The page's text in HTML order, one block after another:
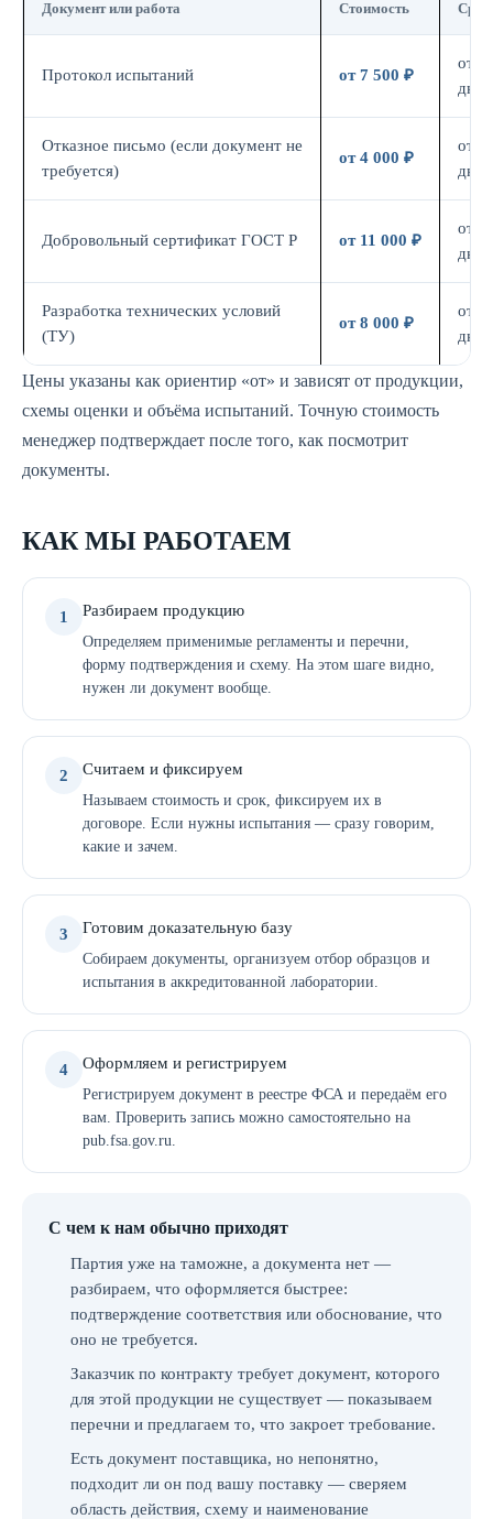
Документ или работа Стоимость Срок
Протокол испытаний от 7 500 ₽
от 7
дн.
Отказное письмо (если документ не
требуется)
от 4 000 ₽
от 3
дн.
Добровольный сертификат ГОСТ Р от 11 000 ₽
от 7
дн.
Разработка технических условий
(ТУ)
от 8 000 ₽
от 5
дн.
Цены указаны как ориентир «от» и зависят от продукции,
схемы оценки и объёма испытаний. Точную стоимость
менеджер подтверждает после того, как посмотрит
документы.
КАК МЫ РАБОТАЕМ
1 Разбираем продукцию
Определяем применимые регламенты и перечни,
форму подтверждения и схему. На этом шаге видно,
нужен ли документ вообще.
2 Считаем и фиксируем
Называем стоимость и срок, фиксируем их в
договоре. Если нужны испытания — сразу говорим,
какие и зачем.
3 Готовим доказательную базу
Собираем документы, организуем отбор образцов и
испытания в аккредитованной лаборатории.
4 Оформляем и регистрируем
Регистрируем документ в реестре ФСА и передаём его
вам. Проверить запись можно самостоятельно на
pub.fsa.gov.ru.
С чем к нам обычно приходят
Партия уже на таможне, а документа нет —
разбираем, что оформляется быстрее:
подтверждение соответствия или обоснование, что
оно не требуется.
Заказчик по контракту требует документ, которого
для этой продукции не существует — показываем
перечни и предлагаем то, что закроет требование.
Есть документ поставщика, но непонятно,
подходит ли он под вашу поставку — сверяем
область действия, схему и наименование